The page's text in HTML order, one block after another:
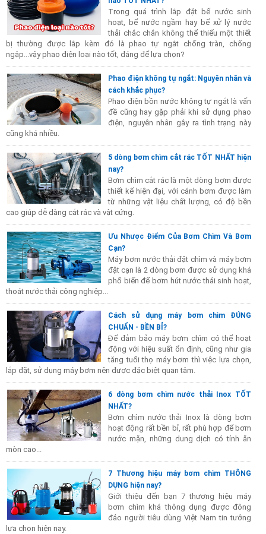
Trong quá trình lắp đặt bể nước sinh
hoạt, bể nước ngầm hay bể xử lý nước
thải chắc chắn không thể thiếu một thiết
bị thường được lắp kèm đó là phao tự ngắt chống tràn, chống
ngập...vậy phao điện loại nào tốt, đáng để lựa chọn?
Phao điện không tự ngắt: Nguyên nhân và
cách khắc phục?
Phao điện bồn nước không tự ngắt là vấn
đề cũng hay gặp phải khi sử dụng phao
điện, nguyên nhân gây ra tình trạng này
cũng khá nhiều.
5 dòng bơm chìm cắt rác TỐT NHẤT hiện
nay?
Bơm chìm cắt rác là một dòng bơm được
thiết kế hiện đại, với cánh bơm được làm
từ những vật liệu chất lượng, có độ bền
cao giúp dễ dàng cắt rác và vật cứng.
Ưu Nhược Điểm Của Bơm Chìm Và Bơm
Cạn?
Máy bơm nước thải đặt chìm và máy bơm
đặt cạn là 2 dòng bơm được sử dụng khá
phổ biến để bơm hút nước thải sinh hoạt,
thoát nước thải công nghiệp...
Cách sử dụng máy bơm chìm ĐÚNG
CHUẨN - BỀN BỈ?
Để đảm bảo máy bơm chìm có thể hoạt
động với hiệu suất ổn định, cũng như gia
tăng tuổi thọ máy bơm thì việc lựa chọn,
lắp đặt, sử dụng máy bơm nên được đặc biệt quan tâm.
6 dòng bơm chìm nước thải Inox TỐT
NHẤT?
Bơm chìm nước thải Inox là dòng bơm
hoạt động rất bền bỉ, rất phù hợp để bơm
nước mặn, những dung dịch có tính ăn
mòn cao...
7 Thương hiệu máy bơm chìm THÔNG
DỤNG hiện nay?
Giới thiệu đến bạn 7 thương hiệu máy
bơm chìm khá thông dụng được đông
đảo người tiêu dùng Việt Nam tin tưởng
lựa chọn hiện nay.